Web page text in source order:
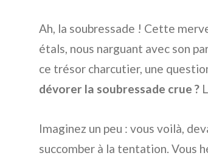
Ah, la soubressade ! Cette
étals, nous narguant avec son
ce trésor charcutier, une
dévorer la soubressade crue ?
Imaginez un peu : vous voilà,
succomber à la tentation. Vous